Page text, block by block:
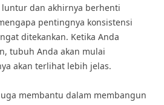
dan akhirnya berhenti
pentingnya konsistensi
ditekankan. Ketika Anda
tubuh Anda akan mulai
akan terlihat lebih jelas.
membantu dalam membangun